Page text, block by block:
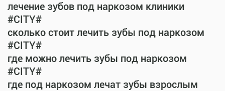
лечение зубов под наркозом клиники
#CITY#
сколько стоит лечить зубы под наркозом
#CITY#
где можно лечить зубы под наркозом
#CITY#
где под наркозом лечат зубы взрослым